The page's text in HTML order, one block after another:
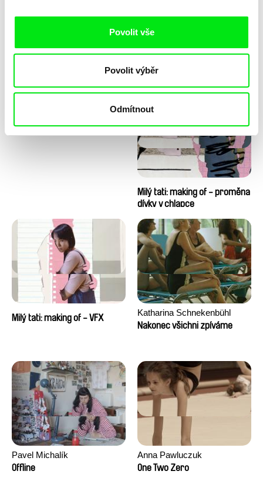
Povolit vše
Povolit výběr
Odmítnout
Milý tati: making of - animace
Milý tati: making of - proměna
dívky v chlapce
Milý tati: making of - VFX
Katharina Schnekenbühl
Nakonec všichni zpíváme
Pavel Michalík
Offline
Anna Pawluczuk
One Two Zero